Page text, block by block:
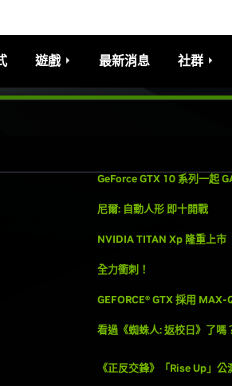
遊戲 最新消息 社群
GeForce GTX 10 系列一起
尼爾: 自動人形 即十開戰
NVIDIA TITAN Xp 隆重上市
全力衝刺！
GEFORCE® GTX 採用 MAX-
看過《蜘蛛人: 返校日》了嗎
《正反交鋒》「Rise Up」